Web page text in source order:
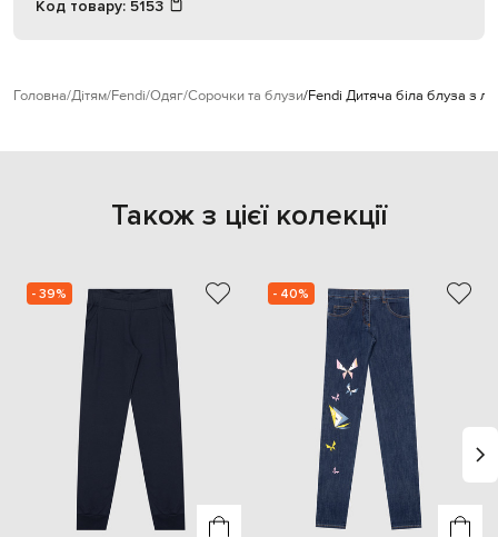
Код товару: 5153
Головна Дітям Fendi Одяг Сорочки та блузи Fendi Дитяча біла блуза з
Також з цієї колекції
- 39% - 40%